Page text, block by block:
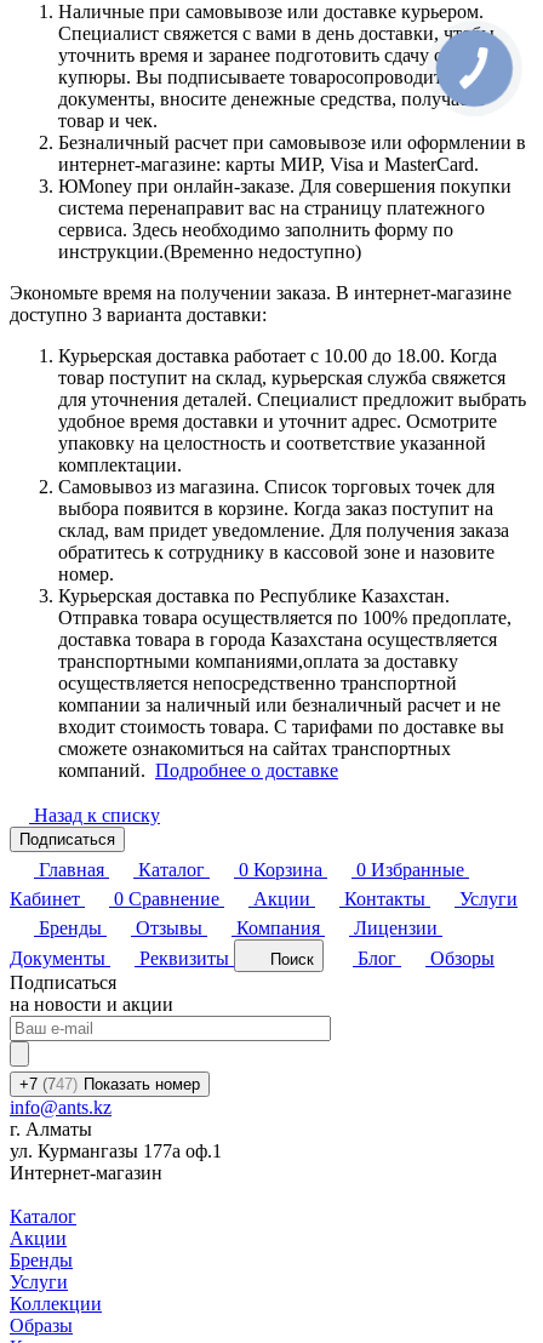
Наличные при самовывозе или доставке курьером.
Специалист свяжется с вами в день доставки, чтобы
уточнить время и заранее подготовить сдачу с любой
купюры. Вы подписываете товаросопроводительные
документы, вносите денежные средства, получаете
товар и чек.
Безналичный расчет при самовывозе или оформлении в
интернет-магазине: карты МИР, Visa и MasterCard.
ЮMoney при онлайн-заказе. Для совершения покупки
система перенаправит вас на страницу платежного
сервиса. Здесь необходимо заполнить форму по
инструкции.(Временно недоступно)
Экономьте время на получении заказа. В интернет-магазине
доступно 3 варианта доставки:
Курьерская доставка работает с 10.00 до 18.00. Когда
товар поступит на склад, курьерская служба свяжется
для уточнения деталей. Специалист предложит выбрать
удобное время доставки и уточнит адрес. Осмотрите
упаковку на целостность и соответствие указанной
комплектации.
Самовывоз из магазина. Список торговых точек для
выбора появится в корзине. Когда заказ поступит на
склад, вам придет уведомление. Для получения заказа
обратитесь к сотруднику в кассовой зоне и назовите
номер.
Курьерская доставка по Республике Казахстан.
Отправка товара осуществляется по 100% предоплате,
доставка товара в города Казахстана осуществляется
транспортными компаниями,оплата за доставку
осуществляется непосредственно транспортной
компании за наличный или безналичный расчет и не
входит стоимость товара. С тарифами по доставке вы
сможете ознакомиться на сайтах транспортных
компаний. Подробнее о доставке
Назад к списку
Подписаться
Главная Каталог 0 Корзина 0 Избранные
Кабинет
0 Сравнение Акции Контакты
Услуги
Бренды
Отзывы Компания
Лицензии
Документы
Реквизиты Поиск Блог
Обзоры
Подписаться
на новости и акции
+7 (747) Показать номер
info@ants.kz
г. Алматы
ул. Курмангазы 177а оф.1
Интернет-магазин
Каталог
Акции
Бренды
Услуги
Коллекции
Образы